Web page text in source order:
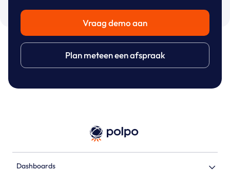
Vraag demo aan
Plan meteen een afspraak
Dashboards